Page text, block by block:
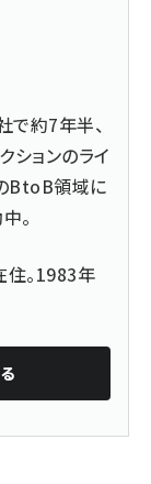
約7年半、
ションのライ
BtoB領域に
。
住。1983年